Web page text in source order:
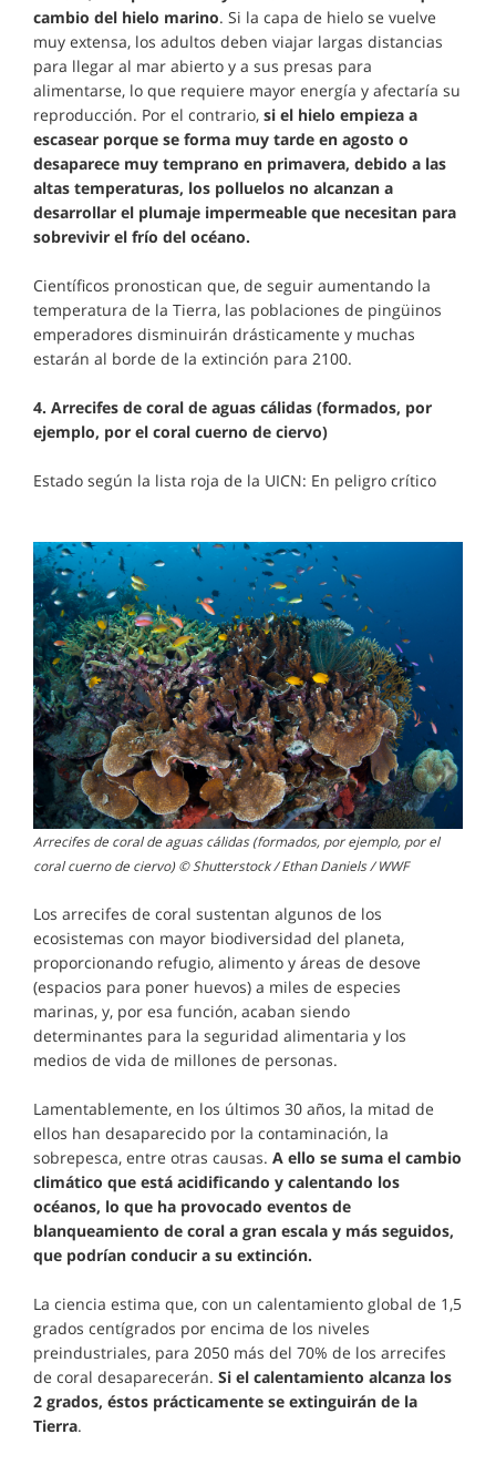
cambio del hielo marino. Si la capa de hielo se vuelve
muy extensa, los adultos deben viajar largas distancias
para llegar al mar abierto y a sus presas para
alimentarse, lo que requiere mayor energía y afectaría su
reproducción. Por el contrario, si el hielo empieza a
escasear porque se forma muy tarde en agosto o
desaparece muy temprano en primavera, debido a las
altas temperaturas, los polluelos no alcanzan a
desarrollar el plumaje impermeable que necesitan para
sobrevivir el frío del océano.
Científicos pronostican que, de seguir aumentando la
temperatura de la Tierra, las poblaciones de pingüinos
emperadores disminuirán drásticamente y muchas
estarán al borde de la extinción para 2100.
4. Arrecifes de coral de aguas cálidas (formados, por
ejemplo, por el coral cuerno de ciervo)
Estado según la lista roja de la UICN: En peligro crítico
Arrecifes de coral de aguas cálidas (formados, por ejemplo, por el
coral cuerno de ciervo) © Shutterstock / Ethan Daniels / WWF
Los arrecifes de coral sustentan algunos de los
ecosistemas con mayor biodiversidad del planeta,
proporcionando refugio, alimento y áreas de desove
(espacios para poner huevos) a miles de especies
marinas, y, por esa función, acaban siendo
determinantes para la seguridad alimentaria y los
medios de vida de millones de personas.
Lamentablemente, en los últimos 30 años, la mitad de
ellos han desaparecido por la contaminación, la
sobrepesca, entre otras causas. A ello se suma el cambio
climático que está acidificando y calentando los
océanos, lo que ha provocado eventos de
blanqueamiento de coral a gran escala y más seguidos,
que podrían conducir a su extinción.
La ciencia estima que, con un calentamiento global de 1,5
grados centígrados por encima de los niveles
preindustriales, para 2050 más del 70% de los arrecifes
de coral desaparecerán. Si el calentamiento alcanza los
2 grados, éstos prácticamente se extinguirán de la
Tierra.